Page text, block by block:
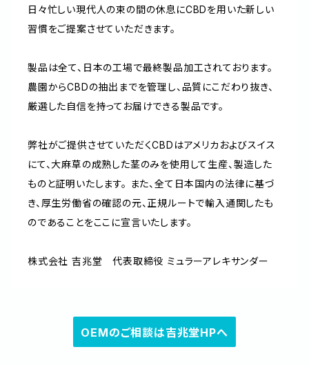
日々忙しい現代人の束の間の休息にCBDを用いた新しい
習慣をご提案させていただきます。
製品は全て、日本の工場で最終製品加工されております。
農園からCBDの抽出までを管理し、品質にこだわり抜き、
厳選した自信を持ってお届けできる製品です。
弊社がご提供させていただくCBDはアメリカおよびスイス
にて、大麻草の成熟した茎のみを使用して生産、製造した
ものと証明いたします。 また、全て日本国内の法律に基づ
き、厚生労働省の確認の元、正規ルートで輸入通関したも
のであることをここに宣言いたします。
株式会社 吉兆堂 代表取締役 ミュラーアレキサンダー
OEMのご相談は吉兆堂HPへ